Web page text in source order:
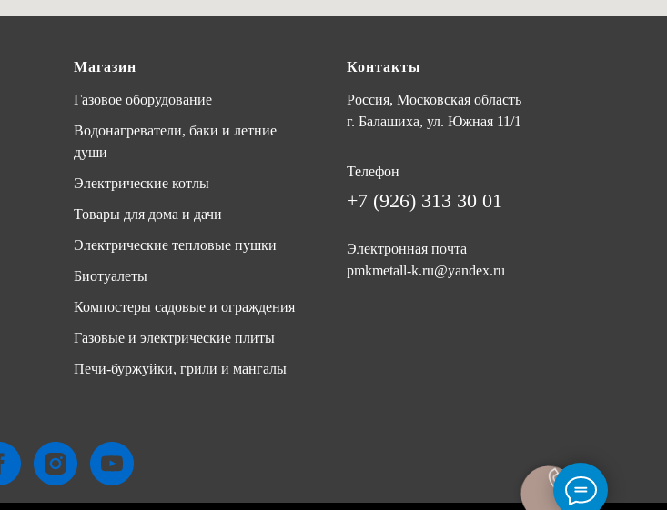
Магазин
Газовое оборудование
Водонагреватели, баки и летние
души
Электрические котлы
Товары для дома и дачи
Электрические тепловые пушки
Биотуалеты
Компостеры садовые и ограждения
Газовые и электрические плиты
Печи-буржуйки, грили и мангалы
Контакты
Россия, Московская область
г. Балашиха, ул. Южная 11/1
Телефон
+7 (926) 313 30 01
Электронная почта
pmkmetall-k.ru@yandex.ru